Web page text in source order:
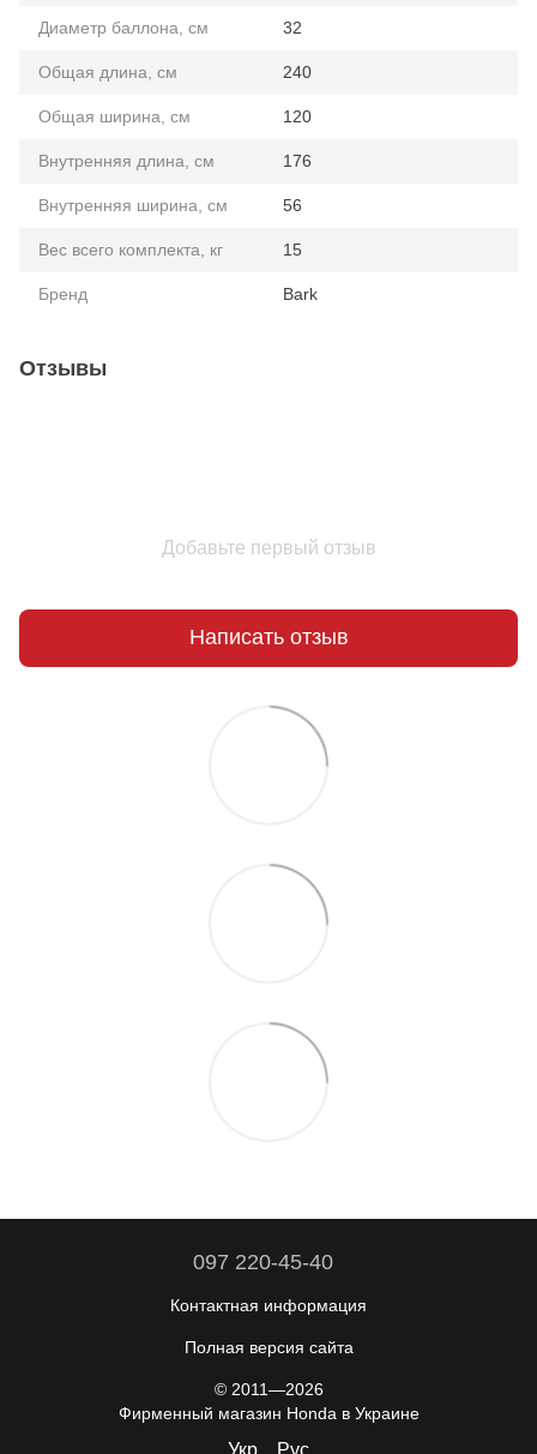
Диаметр баллона, см 32
Общая длина, см 240
Общая ширина, см 120
Внутренняя длина, см 176
Внутренняя ширина, см 56
Вес всего комплекта, кг 15
Бренд Bark
Отзывы
Добавьте первый отзыв
Написать отзыв
097 220-45-40
Контактная информация
Полная версия сайта
© 2011—2026
Фирменный магазин Honda в Украине
Укр Рус